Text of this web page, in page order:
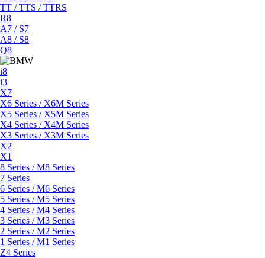
TT / TTS / TTRS
R8
A7 / S7
A8 / S8
Q8
i8
i3
X7
X6 Series / X6M Series
X5 Series / X5M Series
X4 Series / X4M Series
X3 Series / X3M Series
X2
X1
8 Series / M8 Series
7 Series
6 Series / M6 Series
5 Series / M5 Series
4 Series / M4 Series
3 Series / M3 Series
2 Series / M2 Series
1 Series / M1 Series
Z4 Series